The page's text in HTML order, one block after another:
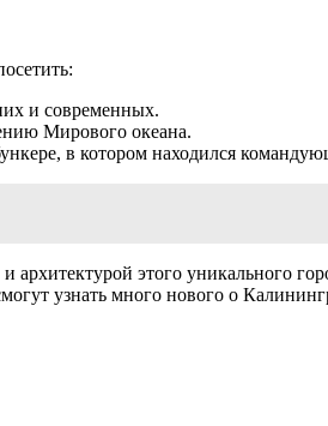
и современных.
Мирового океана.
в котором находился
этого уникального
узнать много нового о